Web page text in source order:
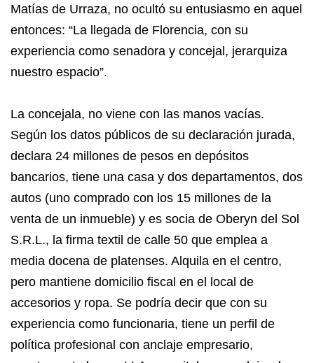
Matías de Urraza, no ocultó su entusiasmo en aquel
entonces: “La llegada de Florencia, con su
experiencia como senadora y concejal, jerarquiza
nuestro espacio”.
La concejala, no viene con las manos vacías.
Según los datos públicos de su declaración jurada,
declara 24 millones de pesos en depósitos
bancarios, tiene una casa y dos departamentos, dos
autos (uno comprado con los 15 millones de la
venta de un inmueble) y es socia de Oberyn del Sol
S.R.L., la firma textil de calle 50 que emplea a
media docena de platenses. Alquila en el centro,
pero mantiene domicilio fiscal en el local de
accesorios y ropa. Se podría decir que con su
experiencia como funcionaria, tiene un perfil de
política profesional con anclaje empresario,